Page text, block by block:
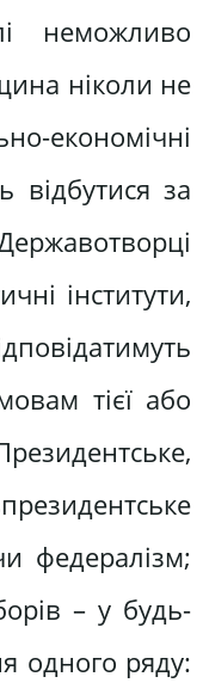
неможливо
ніколи не
економічні
відбутися за
інститути,
тієї або
федералізм;
– у будь-
одного ряду: